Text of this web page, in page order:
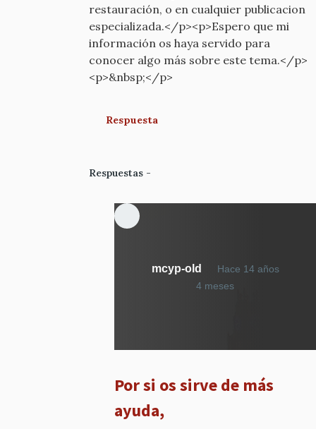
restauración, o en cualquier publicacion
especializada.</p><p>Espero que mi
información os haya servido para
conocer algo más sobre este tema.</p>
<p>&nbsp;</p>
Respuesta
Respuestas
mcyp-old
Hace 14 años
4 meses
calificativo
dicho?
Por si os sirve de más
ayuda,